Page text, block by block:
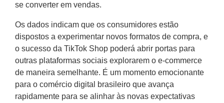
se converter em vendas.
Os dados indicam que os consumidores estão
dispostos a experimentar novos formatos de compra, e
o sucesso da TikTok Shop poderá abrir portas para
outras plataformas sociais explorarem o e-commerce
de maneira semelhante. É um momento emocionante
para o comércio digital brasileiro que avança
rapidamente para se alinhar às novas expectativas